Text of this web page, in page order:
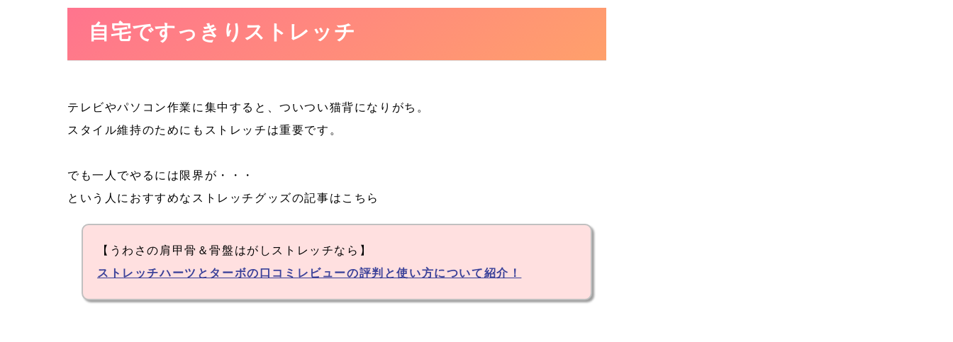
自宅ですっきりストレッチ
テレビやパソコン作業に集中すると、ついつい猫背になりがち。
スタイル維持のためにもストレッチは重要です。
でも一人でやるには限界が・・・
という人におすすめなストレッチグッズの記事はこちら
【うわさの肩甲骨＆骨盤はがしストレッチなら】
ストレッチハーツとターボの口コミレビューの評判と使い方について紹介！